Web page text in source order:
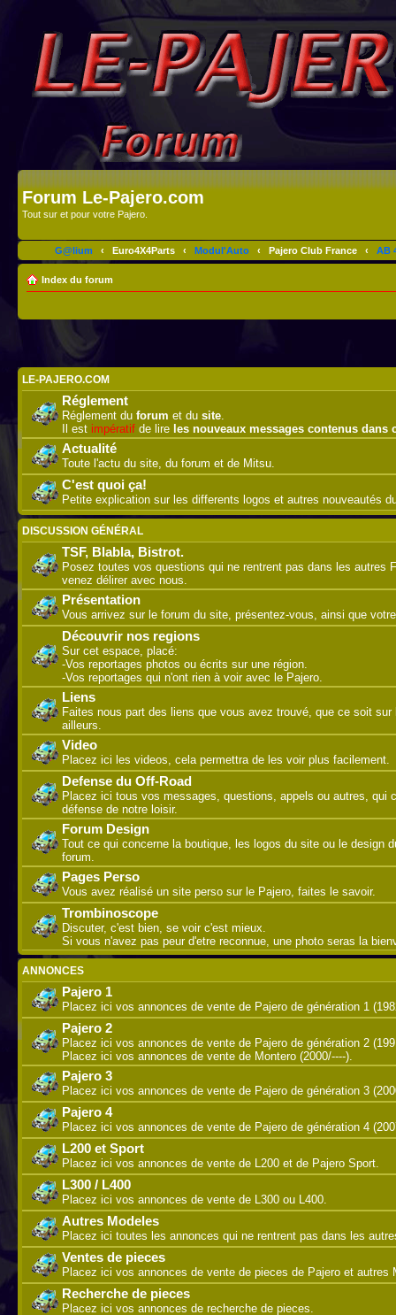
Forum Le-Pajero.com
Tout sur et pour votre Pajero.
G@lium ‹ Euro4X4Parts ‹ Modul'Auto ‹ Pajero Club France ‹ AB
Index du forum
LE-PAJERO.COM
Réglement
Réglement du forum et du site.
Il est impératif de lire les nouveaux messages contenus dans
Actualité
Toute l'actu du site, du forum et de Mitsu.
C'est quoi ça!
Petite explication sur les differents logos et autres nouveautés
DISCUSSION GÉNÉRAL
TSF, Blabla, Bistrot.
Posez toutes vos questions qui ne rentrent pas dans les autres
venez délirer avec nous.
Présentation
Vous arrivez sur le forum du site, présentez-vous, ainsi que
Découvrir nos regions
Sur cet espace, placé:
-Vos reportages photos ou écrits sur une région.
-Vos reportages qui n'ont rien à voir avec le Pajero.
Liens
Faites nous part des liens que vous avez trouvé, que ce soit sur
ailleurs.
Video
Placez ici les videos, cela permettra de les voir plus facilement.
Defense du Off-Road
Placez ici tous vos messages, questions, appels ou autres, qui
défense de notre loisir.
Forum Design
Tout ce qui concerne la boutique, les logos du site ou le design
forum.
Pages Perso
Vous avez réalisé un site perso sur le Pajero, faites le savoir.
Trombinoscope
Discuter, c'est bien, se voir c'est mieux.
Si vous n'avez pas peur d'etre reconnue, une photo seras la
ANNONCES
Pajero 1
Placez ici vos annonces de vente de Pajero de génération 1
Pajero 2
Placez ici vos annonces de vente de Pajero de génération 2
Placez ici vos annonces de vente de Montero (2000/----).
Pajero 3
Placez ici vos annonces de vente de Pajero de génération 3
Pajero 4
Placez ici vos annonces de vente de Pajero de génération 4
L200 et Sport
Placez ici vos annonces de vente de L200 et de Pajero Sport.
L300 / L400
Placez ici vos annonces de vente de L300 ou L400.
Autres Modeles
Placez ici toutes les annonces qui ne rentrent pas dans les
Ventes de pieces
Placez ici vos annonces de vente de pieces de Pajero et autres
Recherche de pieces
Placez ici vos annonces de recherche de pieces.